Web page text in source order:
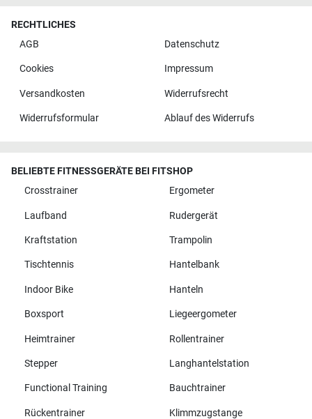
RECHTLICHES
AGB
Datenschutz
Cookies Impressum
Versandkosten Widerrufsrecht
Widerrufsformular Ablauf des Widerrufs
BELIEBTE FITNESSGERÄTE BEI FITSHOP
Crosstrainer
Ergometer
Laufband Rudergerät
Kraftstation Trampolin
Tischtennis Hantelbank
Indoor Bike Hanteln
Boxsport Liegeergometer
Heimtrainer Rollentrainer
Stepper Langhantelstation
Functional Training Bauchtrainer
Rückentrainer Klimmzugstange